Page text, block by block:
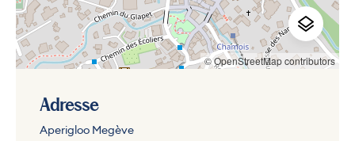
© OpenStreetMap contributors
Adresse
Aperigloo Megève